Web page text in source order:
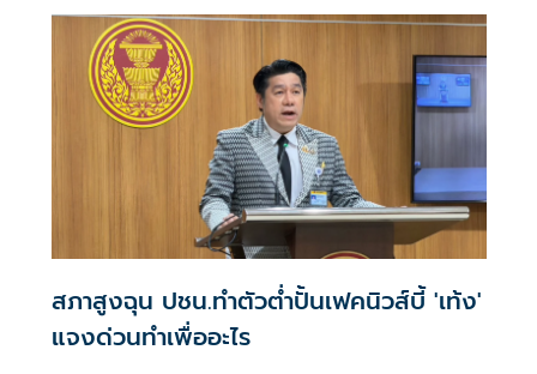
ลแห่ทัวร์ลงบนโลกออนไลน์ ว่า ตนเองสนับสนุนการนิรโทษ
กรรมเยาวชน ในคดีอาญามาตรา 112 ว่า จริงๆ หากใครยังมีข้อ
สงสัย ตนเองก็อยากให้ไปฟังคำอภิปราย เพราะมีปัญหา 2 ส่วน
สภาสูงฉุน ปชน.ทำตัวต่ำปั้นเฟคนิวส์บี้ 'เท้ง'
แจงด่วนทำเพื่ออะไร